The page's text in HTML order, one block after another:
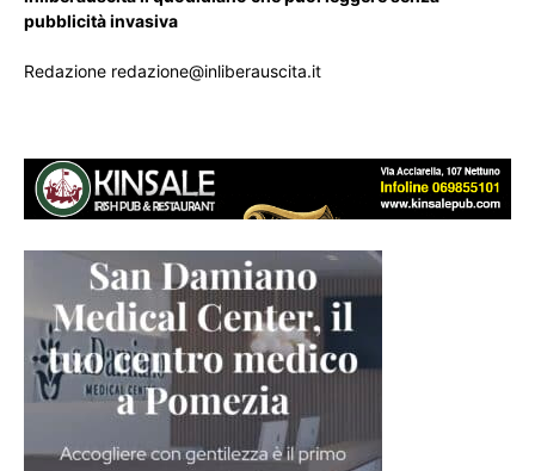
pubblicità invasiva
Redazione redazione@inliberauscita.it